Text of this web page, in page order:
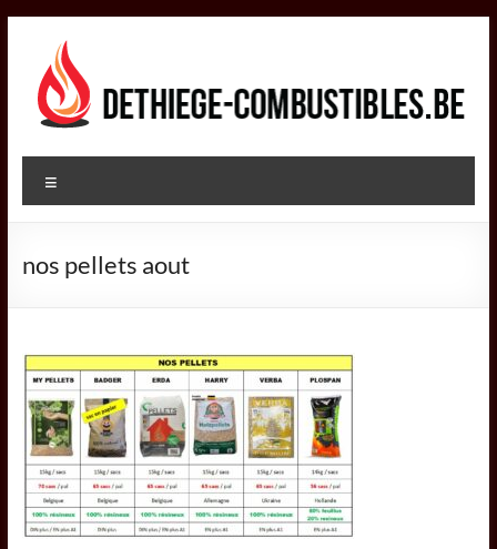
contenu
DETHIEGE
COMBUSTIBLES
dans
des
combustibles
nos pellets aout